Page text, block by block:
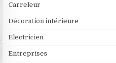
Carreleur
Décoration intérieure
Electricien
Entreprises